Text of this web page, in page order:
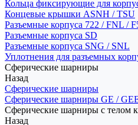
Кольца фиксирующие для
Концевые крышки ASNH / TSU
Разъемные корпуса 722 / FNL /
Разъемные корпуса SD
Разъемные корпуса SNG / SNL
Уплотнения для разъемных
Сферические шарниры
Назад
Сферические шарниры
Сферические шарниры GE /
Сферические шарниры с телом
Назад